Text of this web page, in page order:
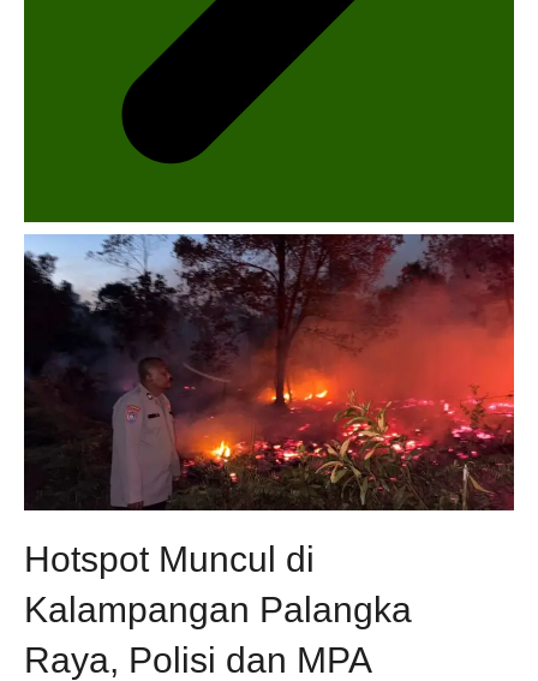
Hotspot Muncul di
Kalampangan Palangka
Raya, Polisi dan MPA